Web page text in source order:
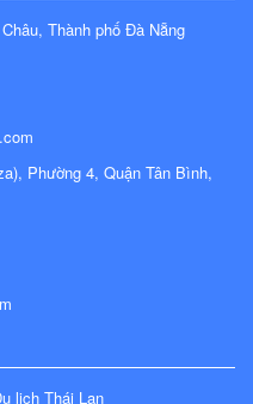
Thành phố Đà Nẵng
Phường 4, Quận Tân Bình,
lịch Thái Lan